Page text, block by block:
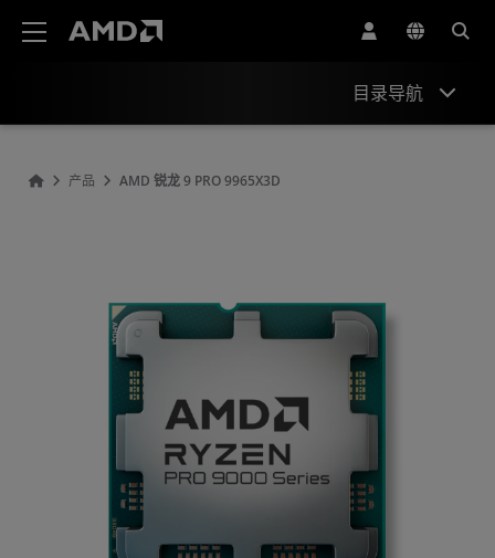
目录导航
产品 AMD 锐龙 9 PRO 9965X3D